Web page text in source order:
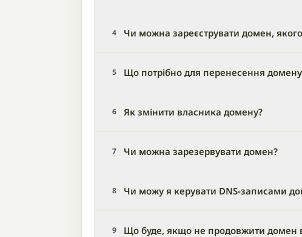
4 Чи можна зареєструвати домен,
5 Що потрібно для перенесення домену
6 Як змінити власника домену?
7 Чи можна зарезервувати домен?
8 Чи можу я керувати DNS-записами
9 Що буде, якщо не продовжити домен